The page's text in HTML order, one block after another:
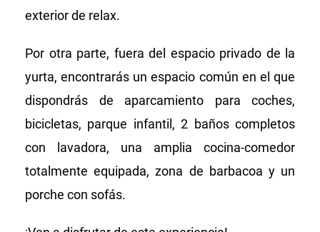
exterior de relax.
Por otra parte, fuera del espacio privado de la
yurta, encontrarás un espacio común en el que
dispondrás de aparcamiento para coches,
bicicletas, parque infantil, 2 baños completos
con lavadora, una amplia cocina-comedor
totalmente equipada, zona de barbacoa y un
porche con sofás.